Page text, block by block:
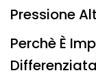
Pressione
Perchè È